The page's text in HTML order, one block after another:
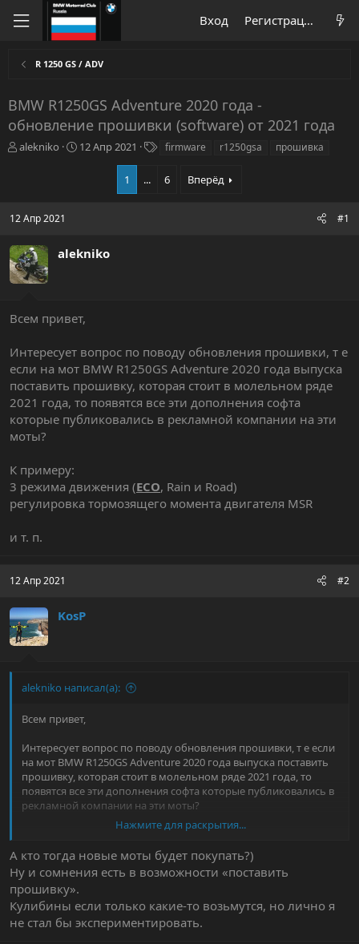
Вход Регистрация
R 1250 GS / ADV
BMW R1250GS Adventure 2020 года -
обновление прошивки (software) от 2021 года
А
т
м
ы
alekniko
Д
а
л
12 Апр 2021 firmware r1250gsa прошивка
1 ... 6 Вперёд
12 Апр 2021 #1
alekniko
Всем привет,
Интересует вопрос по поводу обновления прошивки, т е
если на мот BMW R1250GS Adventure 2020 года выпуска
поставить прошивку, которая стоит в молельном ряде
2021 года, то появятся все эти дополнения софта
которые публиковались в рекламной компании на эти
моты?
К примеру:
3 режима движения (ECO, Rain и Road)
регулировка тормозящего момента двигателя MSR
и т. п.
12 Апр 2021 #2
KosP
alekniko написал(а):
Всем привет,
Интересует вопрос по поводу обновления прошивки, т е если
на мот BMW R1250GS Adventure 2020 года выпуска поставить
прошивку, которая стоит в молельном ряде 2021 года, то
появятся все эти дополнения софта которые публиковались в
рекламной компании на эти моты?
, Rain и Road)
регулировка тормозящего момента двигателя MSR
и т. п.
Нажмите для раскрытия...
А кто тогда новые моты будет покупать?)
Ну и сомнения есть в возможности «поставить
прошивку».
Кулибины если только какие-то возьмутся, но лично я
не стал бы экспериментировать.